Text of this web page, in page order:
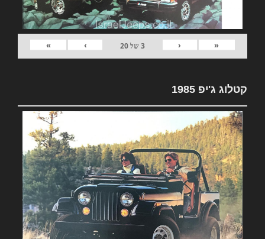
«
‹
3של20
›
»
קטלוג ג'יפ 1985